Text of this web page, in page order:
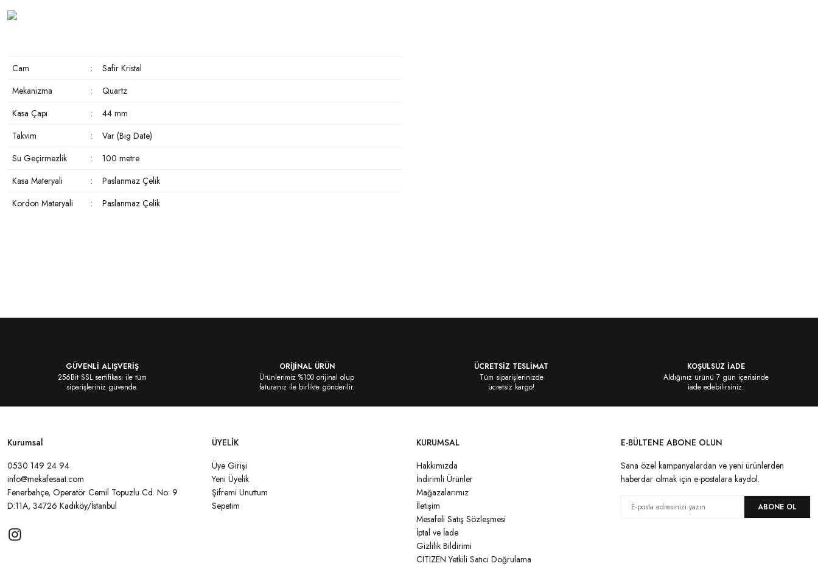
Cam :
Safir Kristal
Mekanizma
:
Quartz
Kasa Çapı
:
44 mm
Takvim
:
Var (Big Date)
Su Geçirmezlik
:
100 metre
Kasa Materyali
:
Paslanmaz Çelik
Kordon Materyali
: Paslanmaz Çelik
Ürün resmi kalitesiz, bozuk veya görüntülenemiyor.
Ürün fiyatı diğer sitelerden daha pahalı.
Bu ürüne benzer farklı alternatifler olmalı.
Gönder
GÜVENLİ ALIŞVERİŞ
256Bit SSL sertifikası ile tüm
siparişleriniz güvende.
ORİJİNAL ÜRÜN
Ürünlerimiz %100 orijinal olup
faturanız ile birlikte gönderilir.
ÜCRETSİZ TESLİMAT
Tüm siparişlerinizde
ücretsiz kargo!
KOŞULSUZ İADE
Aldığınız ürünü 7 gün içerisinde
iade edebilirsiniz.
Kurumsal
0530 149 24 94
info@mekafesaat.com
Fenerbahçe, Operatör Cemil Topuzlu Cd. No: 9
D:11A, 34726 Kadıköy/İstanbul
ÜYELİK
Üye Girişi
Yeni Üyelik
Şifremi Unuttum
Sepetim
KURUMSAL
Hakkımızda
İndirimli Ürünler
Mağazalarımız
İletişim
Mesafeli Satış Sözleşmesi
İptal ve İade
Gizlilik Bildirimi
CITIZEN Yetkili Satıcı Doğrulama
E-BÜLTENE ABONE OLUN
Sana özel kampanyalardan ve yeni ürünlerden
haberdar olmak için e-postalara kaydol.
ABONE OL